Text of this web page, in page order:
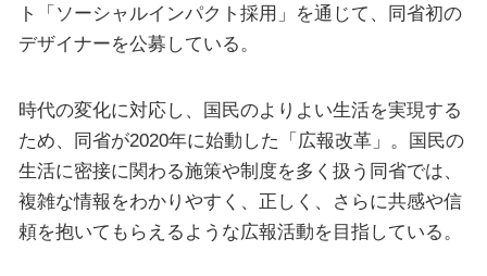
ト「ソーシャルインパクト採用」を通じて、同省初の
デザイナーを公募している。
時代の変化に対応し、国民のよりよい生活を実現する
ため、同省が2020年に始動した「広報改革」。国民の
生活に密接に関わる施策や制度を多く扱う同省では、
複雑な情報をわかりやすく、正しく、さらに共感や信
頼を抱いてもらえるような広報活動を目指している。